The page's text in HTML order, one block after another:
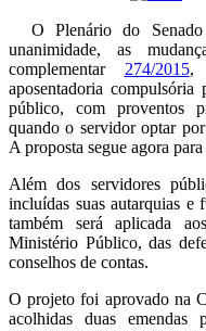
O Plenário do
unanimidade, as
complementar 274/2015,
aposentadoria
público, com proventos
quando o servidor optar
A proposta segue agora
Além dos servidores
incluídas suas autarquias e
também será aplicada
Ministério Público, das
conselhos de contas.
O projeto foi aprovado na
acolhidas duas emendas